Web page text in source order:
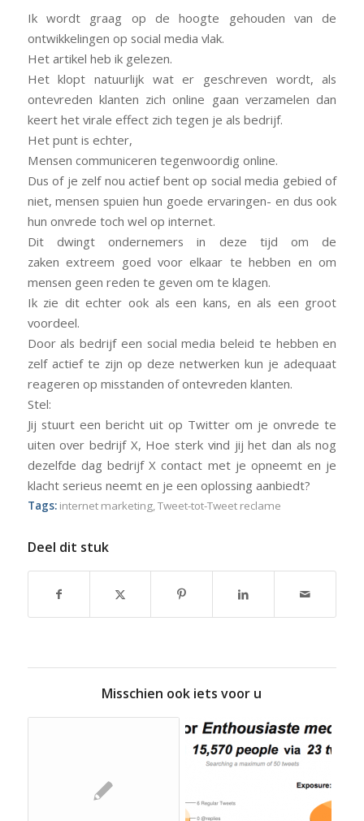
Ik wordt graag op de hoogte gehouden van de
ontwikkelingen op social media vlak.
Het artikel heb ik gelezen.
Het klopt natuurlijk wat er geschreven wordt, als
ontevreden klanten zich online gaan verzamelen dan
keert het virale effect zich tegen je als bedrijf.
Het punt is echter,
Mensen communiceren tegenwoordig online.
Dus of je zelf nou actief bent op social media gebied of
niet, mensen spuien hun goede ervaringen- en dus ook
hun onvrede toch wel op internet.
Dit dwingt ondernemers in deze tijd om de
zaken extreem goed voor elkaar te hebben en om
mensen geen reden te geven om te klagen.
Ik zie dit echter ook als een kans, en als een groot
voordeel.
Door als bedrijf een social media beleid te hebben en
zelf actief te zijn op deze netwerken kun je adequaat
reageren op misstanden of ontevreden klanten.
Stel:
Jij stuurt een bericht uit op Twitter om je onvrede te
uiten over bedrijf X, Hoe sterk vind jij het dan als nog
dezelfde dag bedrijf X contact met je opneemt en je
klacht serieus neemt en je een oplossing aanbiedt?
Tags: internet marketing,Tweet-tot-Tweet reclame
Deel dit stuk
Misschien ook iets voor u